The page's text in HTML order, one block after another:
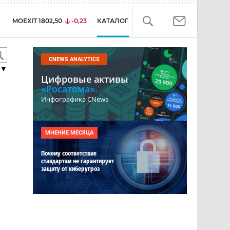
MOEXIT 1802,50 -0,23 КАТАЛОГ
CNEWS ANALYTICS
Цифровые активы
«Росатома».
Инфографика CNews
МНЕНИЕ МЕСЯЦА
Почему соответствие
стандартам не гарантирует
защиту от киберугроз